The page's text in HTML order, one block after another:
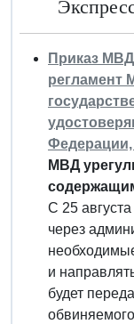
Приказ
регламент
Федерации,
МВД
С 25
через
и
будет